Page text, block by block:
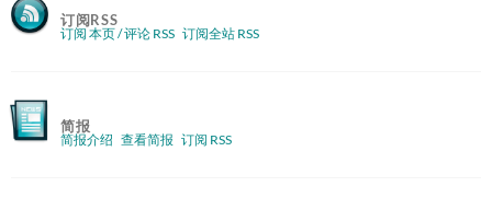
订阅RSS
订阅 本页 / 评论 RSS 订阅全站 RSS
简报
简报介绍 查看简报 订阅 RSS